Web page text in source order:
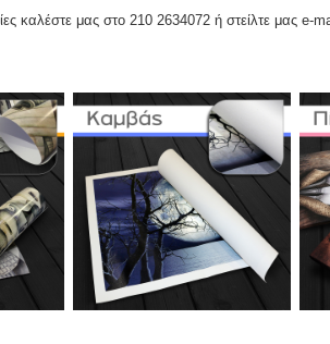
καλέστε μας στο 210 2634072 ή στείλτε μας e-